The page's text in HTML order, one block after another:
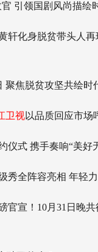
引领国剧风尚描绘
轩化身脱贫带头人
聚焦脱贫攻坚共绘时
卫视以品质回应市场
仪式 携手奏响“美好
秀全阵容亮相 年轻
官宣！10月31日晚共